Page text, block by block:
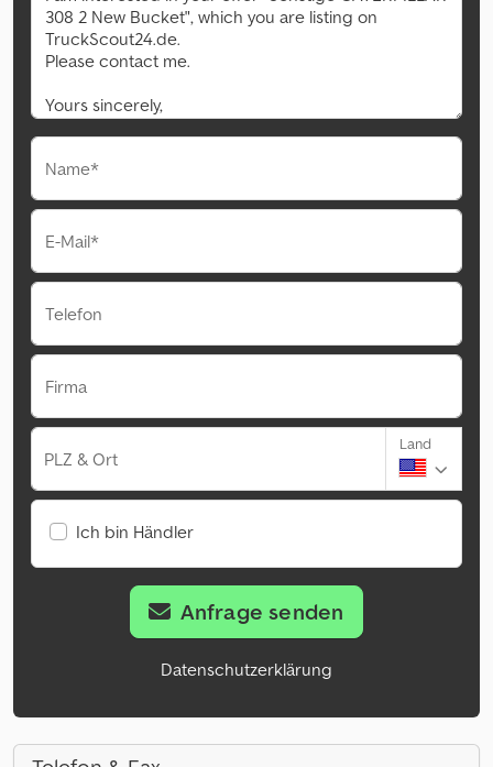
Name*
E-Mail*
Telefon
Firma
PLZ & Ort
Land
Ich bin Händler
Anfrage senden
Datenschutzerklärung